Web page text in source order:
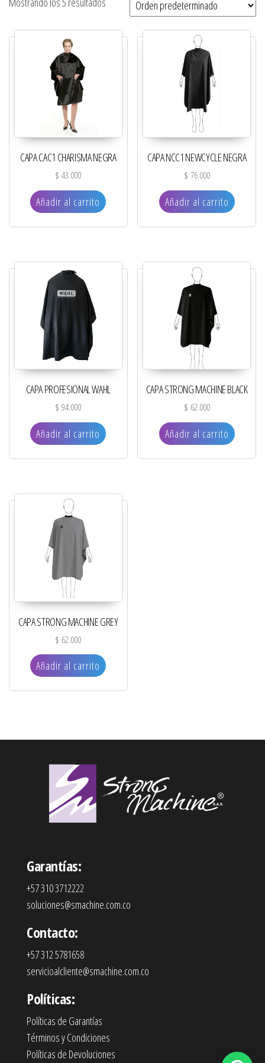
CAPA CAC1 CHARISMA NEGRA
$ 43.000
Añadir al carrito
CAPA NCC1 NEWCYCLE NEGRA
$ 76.000
Añadir al carrito
CAPA PROFESIONAL WAHL
$ 94.000
Añadir al carrito
CAPA STRONG MACHINE BLACK
$ 62.000
Añadir al carrito
CAPA STRONG MACHINE GREY
$ 62.000
Añadir al carrito
Garantías:
+57 310 3712222
soluciones@smachine.com.co
Contacto:
+57 312 5781658
servicioalcliente@smachine.com.co
Políticas:
Políticas de Garantías
Términos y Condiciones
Políticas de Devoluciones